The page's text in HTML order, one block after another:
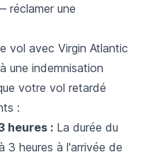
réclamer une
vol avec Virgin Atlantic
une indemnisation
votre vol retardé
:
heures : La durée du
3 heures à l'arrivée de